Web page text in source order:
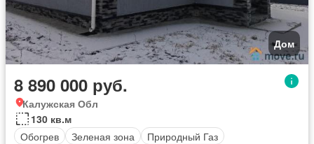
Дом
8 890 000 руб.
Калужская Обл
130 кв.м
Обогрев
Зеленая зона Природный Газ